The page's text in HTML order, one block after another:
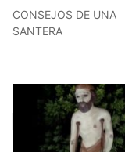
CONSEJOS DE UNA
SANTERA